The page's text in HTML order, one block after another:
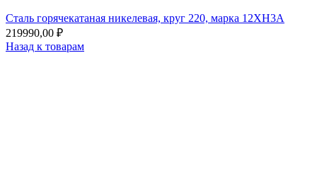
Сталь горячекатаная никелевая, круг 220, марка 12ХН3А
219990,00 ₽
Назад к товарам